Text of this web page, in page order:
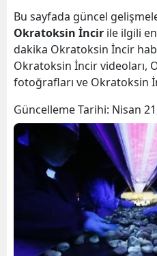
Bu sayfada güncel
Okratoksin İncir ile ilgili
dakika Okratoksin İncir
Okratoksin İncir videoları,
fotoğrafları ve Okratoksin
Güncelleme Tarihi: Nisan